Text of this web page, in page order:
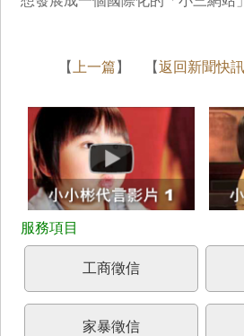
【 上一篇 】 【返回新聞快訊
工商徵信
家暴徵信